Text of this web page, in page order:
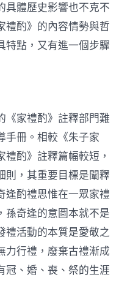
具體歷史影響也不克不
禮酌》的內容情勢與哲
特點，又有進一個步驟
《家禮酌》註釋部門難
手冊。相較《朱子家
酌》註釋篇幅較短，
則，其重要目標是闡釋
逢酌禮思惟在一眾家禮
孫奇逢的意圖本就不是
禮活動的本質是愛敬之
力行禮，廢棄古禮漸成
冠、婚、喪、祭的生涯